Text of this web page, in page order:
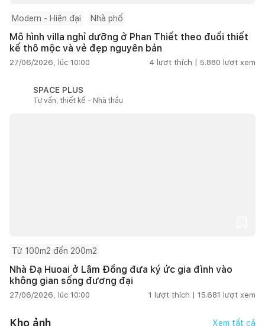
Modern - Hiện đại Nhà phố
Mô hình villa nghỉ dưỡng ở Phan Thiết theo đuổi thiết
kế thô mộc và vẻ đẹp nguyên bản
27/06/2026, lúc 10:00 4 lượt thích | 5.880 lượt xem
SPACE PLUS
Tư vấn, thiết kế - Nhà thầu
Từ 100m2 đến 200m2
Nhà Đạ Huoai ở Lâm Đồng đưa ký ức gia đình vào
không gian sống đương đại
27/06/2026, lúc 10:00 1 lượt thích | 15.681 lượt xem
Kho ảnh Xem tất cả